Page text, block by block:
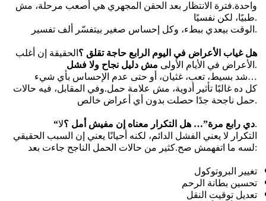
واحدة.
طبيًا، لكن نفسيًا.
الوقت بيعدي ببطء، وكل إحساس صغير بيتفسّر ألف تفسير.
هل غياب الأعراض في اليوم الرابع حاجة تقلق ؟
الأعراض في الأيام الأولى مش دليل نجاح ولا فشل
.
شد بسيط، تعب، غثيان، أو حتى عدم الإحساس بأي شيء…
كل ده غالبًا تأثير أدوية، مش علامة حمل.
حمل ناجحة جدًا حصلت بدون أي أعراض خالص.
“دي رابع مرة”… هل التكرار معناه إن مفيش أمل ؟لا.
لسه ما اتفهمش صح.كثير من حالات الحمل الناجح جاءت بعد:
تغيير البروتوكول
تحسين بطانة الرحم
تعديل توقيت النقل